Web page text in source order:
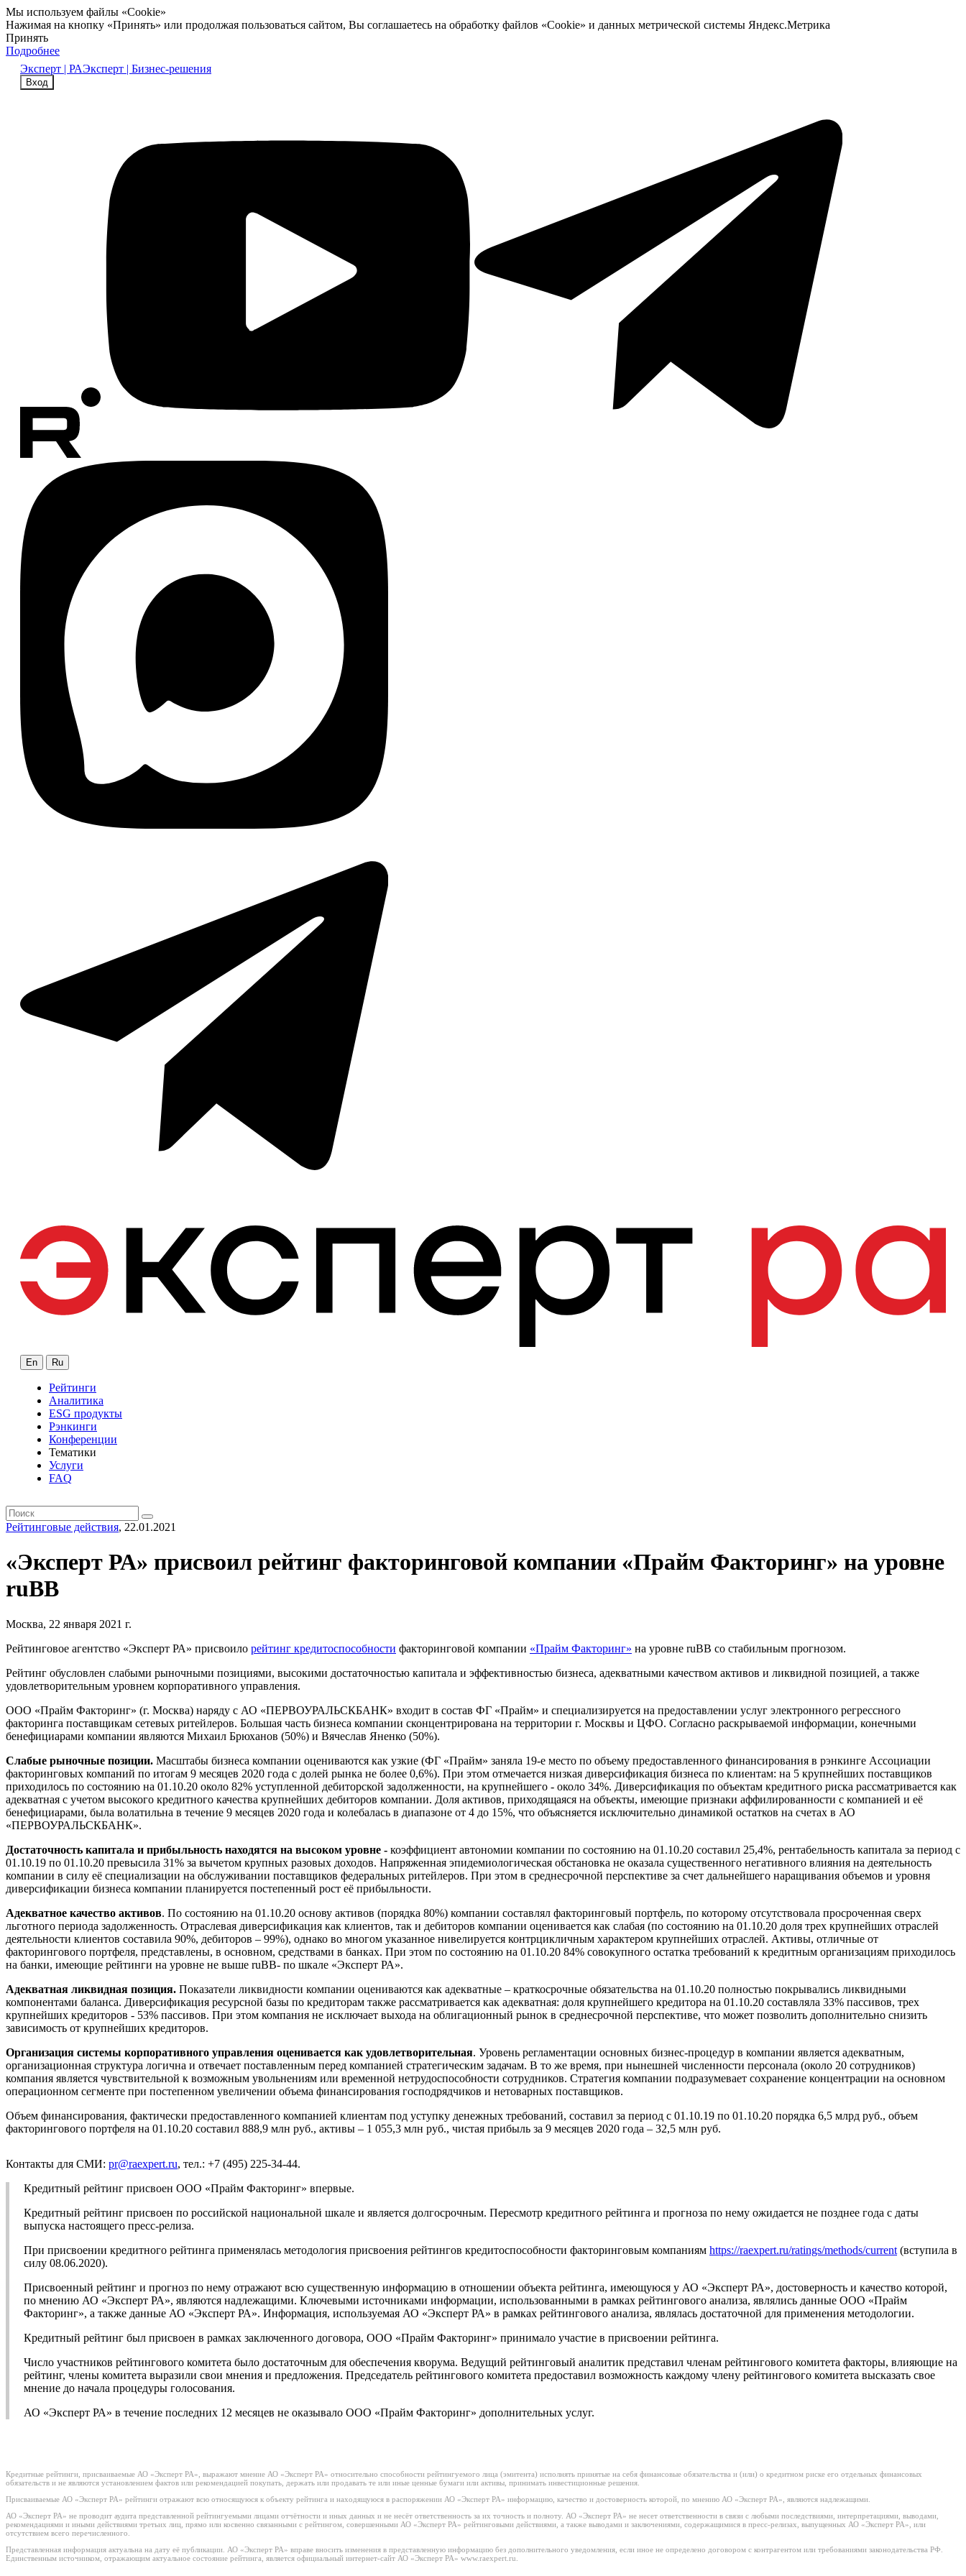
Мы используем файлы «Cookie»
Нажимая на кнопку «Принять» или продолжая пользоваться сайтом, Вы соглашаетесь на обработку файлов «Cookie» и данных метрической системы Яндекс.Метрика
Принять
Подробнее
Эксперт | РАЭксперт | Бизнес-решения
Вход
En Ru
Рейтинги
Аналитика
ESG продукты
Рэнкинги
Конференции
Тематики
Услуги
FAQ
Рейтинговые действия, 22.01.2021
«Эксперт РА» присвоил рейтинг факторинговой компании «Прайм Факторинг» на уровне
ruВВ
Москва, 22 января 2021 г.
Рейтинговое агентство «Эксперт РА» присвоило рейтинг кредитоспособности факторинговой компании «Прайм Факторинг» на уровне ruВВ со стабильным прогнозом.
Рейтинг обусловлен слабыми рыночными позициями, высокими достаточностью капитала и эффективностью бизнеса, адекватными качеством активов и ликвидной позицией, а также
удовлетворительным уровнем корпоративного управления.
ООО «Прайм Факторинг» (г. Москва) наряду с АО «ПЕРВОУРАЛЬСКБАНК» входит в состав ФГ «Прайм» и специализируется на предоставлении услуг электронного регрессного
факторинга поставщикам сетевых ритейлеров. Большая часть бизнеса компании сконцентрирована на территории г. Москвы и ЦФО. Согласно раскрываемой информации, конечными
бенефициарами компании являются Михаил Брюханов (50%) и Вячеслав Яненко (50%).
Слабые рыночные позиции. Масштабы бизнеса компании оцениваются как узкие (ФГ «Прайм» заняла 19-е место по объему предоставленного финансирования в рэнкинге Ассоциации
факторинговых компаний по итогам 9 месяцев 2020 года с долей рынка не более 0,6%). При этом отмечается низкая диверсификация бизнеса по клиентам: на 5 крупнейших поставщиков
приходилось по состоянию на 01.10.20 около 82% уступленной дебиторской задолженности, на крупнейшего - около 34%. Диверсификация по объектам кредитного риска рассматривается как
адекватная с учетом высокого кредитного качества крупнейших дебиторов компании. Доля активов, приходящаяся на объекты, имеющие признаки аффилированности с компанией и её
бенефициарами, была волатильна в течение 9 месяцев 2020 года и колебалась в диапазоне от 4 до 15%, что объясняется исключительно динамикой остатков на счетах в АО
«ПЕРВОУРАЛЬСКБАНК».
Достаточность капитала и прибыльность находятся на высоком уровне - коэффициент автономии компании по состоянию на 01.10.20 составил 25,4%, рентабельность капитала за период с
01.10.19 по 01.10.20 превысила 31% за вычетом крупных разовых доходов. Напряженная эпидемиологическая обстановка не оказала существенного негативного влияния на деятельность
компании в силу её специализации на обслуживании поставщиков федеральных ритейлеров. При этом в среднесрочной перспективе за счет дальнейшего наращивания объемов и уровня
диверсификации бизнеса компании планируется постепенный рост её прибыльности.
Адекватное качество активов. По состоянию на 01.10.20 основу активов (порядка 80%) компании составлял факторинговый портфель, по которому отсутствовала просроченная сверх
льготного периода задолженность. Отраслевая диверсификация как клиентов, так и дебиторов компании оценивается как слабая (по состоянию на 01.10.20 доля трех крупнейших отраслей
деятельности клиентов составила 90%, дебиторов – 99%), однако во многом указанное нивелируется контрцикличным характером крупнейших отраслей. Активы, отличные от
факторингового портфеля, представлены, в основном, средствами в банках. При этом по состоянию на 01.10.20 84% совокупного остатка требований к кредитным организациям приходилось
на банки, имеющие рейтинги на уровне не выше ruBB- по шкале «Эксперт РА».
Адекватная ликвидная позиция. Показатели ликвидности компании оцениваются как адекватные – краткосрочные обязательства на 01.10.20 полностью покрывались ликвидными
компонентами баланса. Диверсификация ресурсной базы по кредиторам также рассматривается как адекватная: доля крупнейшего кредитора на 01.10.20 составляла 33% пассивов, трех
крупнейших кредиторов - 53% пассивов. При этом компания не исключает выхода на облигационный рынок в среднесрочной перспективе, что может позволить дополнительно снизить
зависимость от крупнейших кредиторов.
Организация системы корпоративного управления оценивается как удовлетворительная. Уровень регламентации основных бизнес-процедур в компании является адекватным,
организационная структура логична и отвечает поставленным перед компанией стратегическим задачам. В то же время, при нынешней численности персонала (около 20 сотрудников)
компания является чувствительной к возможным увольнениям или временной нетрудоспособности сотрудников. Стратегия компании подразумевает сохранение концентрации на основном
операционном сегменте при постепенном увеличении объема финансирования господрядчиков и нетоварных поставщиков.
Объем финансирования, фактически предоставленного компанией клиентам под уступку денежных требований, составил за период с 01.10.19 по 01.10.20 порядка 6,5 млрд руб., объем
факторингового портфеля на 01.10.20 составил 888,9 млн руб., активы – 1 055,3 млн руб., чистая прибыль за 9 месяцев 2020 года – 32,5 млн руб.
Контакты для СМИ: pr@raexpert.ru, тел.: +7 (495) 225-34-44.
Кредитный рейтинг присвоен ООО «Прайм Факторинг» впервые.
Кредитный рейтинг присвоен по российской национальной шкале и является долгосрочным. Пересмотр кредитного рейтинга и прогноза по нему ожидается не позднее года с даты
выпуска настоящего пресс-релиза.
При присвоении кредитного рейтинга применялась методология присвоения рейтингов кредитоспособности факторинговым компаниям https://raexpert.ru/ratings/methods/current (вступила в
силу 08.06.2020).
Присвоенный рейтинг и прогноз по нему отражают всю существенную информацию в отношении объекта рейтинга, имеющуюся у АО «Эксперт РА», достоверность и качество которой,
по мнению АО «Эксперт РА», являются надлежащими. Ключевыми источниками информации, использованными в рамках рейтингового анализа, являлись данные ООО «Прайм
Факторинг», а также данные АО «Эксперт РА». Информация, используемая АО «Эксперт РА» в рамках рейтингового анализа, являлась достаточной для применения методологии.
Кредитный рейтинг был присвоен в рамках заключенного договора, ООО «Прайм Факторинг» принимало участие в присвоении рейтинга.
Число участников рейтингового комитета было достаточным для обеспечения кворума. Ведущий рейтинговый аналитик представил членам рейтингового комитета факторы, влияющие на
рейтинг, члены комитета выразили свои мнения и предложения. Председатель рейтингового комитета предоставил возможность каждому члену рейтингового комитета высказать свое
мнение до начала процедуры голосования.
АО «Эксперт РА» в течение последних 12 месяцев не оказывало ООО «Прайм Факторинг» дополнительных услуг.
Кредитные рейтинги, присваиваемые АО «Эксперт РА», выражают мнение АО «Эксперт РА» относительно способности рейтингуемого лица (эмитента) исполнять принятые на себя финансовые обязательства и (или) о кредитном риске его отдельных финансовых
обязательств и не являются установлением фактов или рекомендацией покупать, держать или продавать те или иные ценные бумаги или активы, принимать инвестиционные решения.
Присваиваемые АО «Эксперт РА» рейтинги отражают всю относящуюся к объекту рейтинга и находящуюся в распоряжении АО «Эксперт РА» информацию, качество и достоверность которой, по мнению АО «Эксперт РА», являются надлежащими.
АО «Эксперт РА» не проводит аудита представленной рейтингуемыми лицами отчётности и иных данных и не несёт ответственность за их точность и полноту. АО «Эксперт РА» не несет ответственности в связи с любыми последствиями, интерпретациями, выводами,
рекомендациями и иными действиями третьих лиц, прямо или косвенно связанными с рейтингом, совершенными АО «Эксперт РА» рейтинговыми действиями, а также выводами и заключениями, содержащимися в пресс-релизах, выпущенных АО «Эксперт РА», или
отсутствием всего перечисленного.
Представленная информация актуальна на дату её публикации. АО «Эксперт РА» вправе вносить изменения в представленную информацию без дополнительного уведомления, если иное не определено договором с контрагентом или требованиями законодательства РФ.
Единственным источником, отражающим актуальное состояние рейтинга, является официальный интернет-сайт АО «Эксперт РА» www.raexpert.ru.